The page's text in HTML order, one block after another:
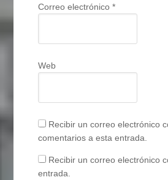
Correo electrónico*
Web
Recibir un correo electrónico
comentarios a esta entrada.
Recibir un correo electrónico
entrada.